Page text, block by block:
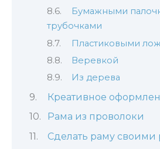
Бумажными
трубочками
Пластиковыми
Веревкой
Из дерева
Креативное
Рама из проволоки
Сделать раму своими